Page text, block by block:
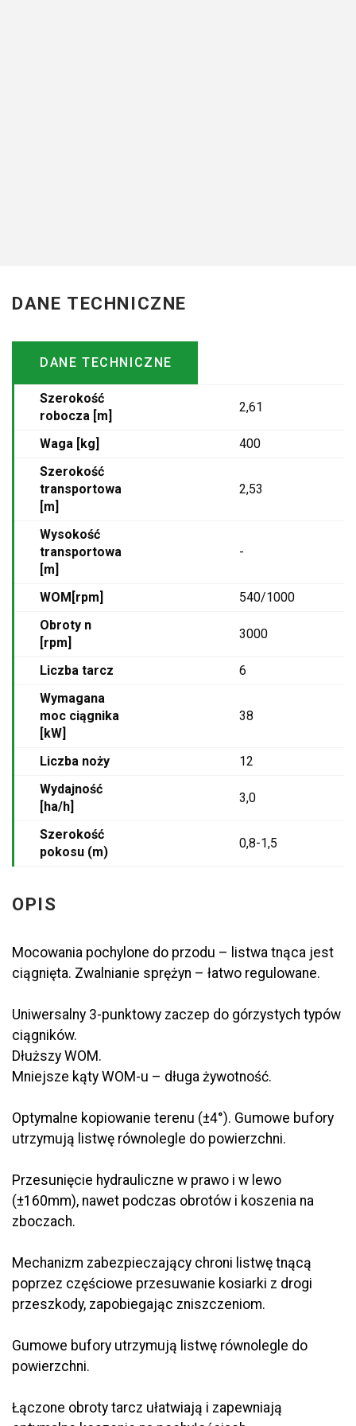
DANE TECHNICZNE
DANE TECHNICZNE
Szerokość
robocza [m]
2,61
Waga [kg]
400
Szerokość
transportowa
[m]
2,53
Wysokość
transportowa
[m]
-
WOM[rpm]
540/1000
Obroty n
[rpm]
3000
Liczba tarcz
6
Wymagana
moc ciągnika
[kW]
38
Liczba noży
12
Wydajność
[ha/h]
3,0
Szerokość
pokosu (m)
0,8-1,5
OPIS
Mocowania pochylone do przodu – listwa tnąca jest
ciągnięta. Zwalnianie sprężyn – łatwo regulowane.
Uniwersalny 3-punktowy zaczep do górzystych typów
ciągników.
Dłuższy WOM.
Mniejsze kąty WOM-u – długa żywotność.
Optymalne kopiowanie terenu (±4°). Gumowe bufory
utrzymują listwę równolegle do powierzchni.
Przesunięcie hydrauliczne w prawo i w lewo
(±160mm), nawet podczas obrotów i koszenia na
zboczach.
Mechanizm zabezpieczający chroni listwę tnącą
poprzez częściowe przesuwanie kosiarki z drogi
przeszkody, zapobiegając zniszczeniom.
Gumowe bufory utrzymują listwę równolegle do
powierzchni.
Łączone obroty tarcz ułatwiają i zapewniają